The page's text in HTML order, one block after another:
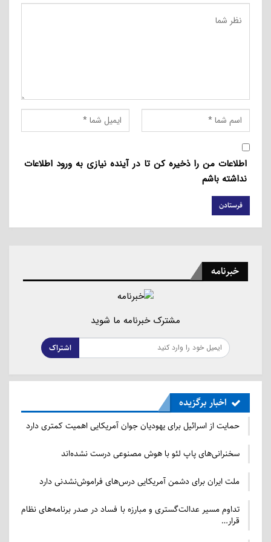
عکس دوم محوطۀ بیرونی دروازه دولت تهران را نشان
می‌دهد. این دروازه در دوران قاجار در دیوار شمالی شهر
تهران قرار داشت.
مطالب مرتبط
حمایت از اسرائیل برای یهودیان جوان آمریکایی اهمیت
سخنرانی‌های پاپ لئو با هوش مصنوعی درست نشده‌اند
2026/07/23 - 08:46
اطلاعات من را ذخیره کن تا در آینده نیازی به ورود اطلاعات
نداشته باشم
خبرنامه
مشترک خبرنامه ما شوید
اشتراک
اخبار برگزیده
حمایت از اسرائیل برای یهودیان جوان آمریکایی اهمیت کمتری دارد
سخنرانی‌های پاپ لئو با هوش مصنوعی درست نشده‌اند
ملت ایران برای دشمن آمریکایی درس‌های فراموش‌نشدنی دارد
تداوم مسیر عدالت‌گستری و مبارزه با فساد در صدر برنامه‌های نظام
قرار…